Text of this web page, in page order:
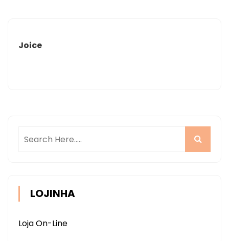
Joice
LOJINHA
Loja On-Line